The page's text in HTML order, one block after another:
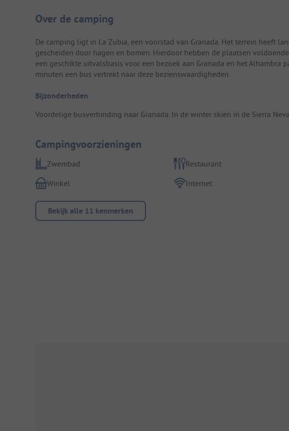
Camping introductie
Over de camping
De camping ligt in La Zubia, een voorstad van Granada. Het terrein heeft
gescheiden door hagen en bomen. Hierdoor hebben de plaatsen
een geschikte uitvalsbasis voor een bezoek aan Granada en het Alhambra
minuten een bus vertrekt naar deze bezienswaardigheden.
Bijzonderheden
Voordelige busverbinding naar Granada. In de winter skiën in de Sierra
Campingvoorzieningen
Zwembad Restaurant
Winkel
Internet
Bekijk alle 11 kenmerken